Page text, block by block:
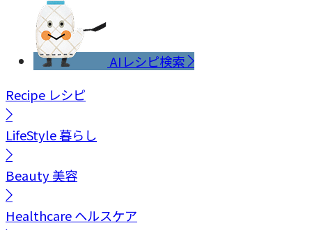
AIレシピ検索
Recipe レシピ
LifeStyle暮らし
Beauty美容
Healthcareヘルスケア